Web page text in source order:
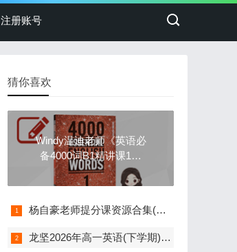
注册账号
猜你喜欢
Windy温迪老师《英语必
备4000词B1精讲课120
节》
杨自豪老师提分课资源合集(含作文视频课)
龙坚2026年高一英语(下学期)寒春联报班